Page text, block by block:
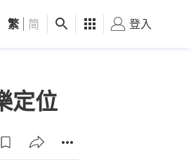
觀點 健康 好食玩飛
繁 简 登入
定位